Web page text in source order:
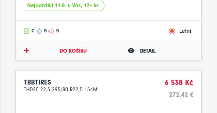
Nejpozději 11.8. u Vás, 12+ ks
C B B Letní
DO KOŠÍKU DETAIL
TBBTIRES
THD20 22,5 295/80 R22,5 154M
6 538 Kč
272.42 €